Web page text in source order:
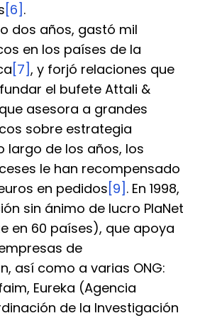
[6] .
dos años, gastó mil
en los países de la
[7], y forjó relaciones que
el bufete Attali &
asesora a grandes
sobre estrategia
largo de los años, los
le han recompensado
en pedidos [9] . En 1998,
sin ánimo de lucro PlaNet
en 60 países), que apoya
de
así como a varias ONG:
Eureka (Agencia
de la Investigación